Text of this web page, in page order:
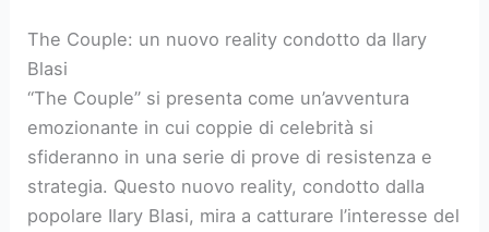
The Couple: un nuovo reality condotto da Ilary
Blasi
“The Couple” si presenta come un’avventura
emozionante in cui coppie di celebrità si
sfideranno in una serie di prove di resistenza e
strategia. Questo nuovo reality, condotto dalla
popolare Ilary Blasi, mira a catturare l’interesse del